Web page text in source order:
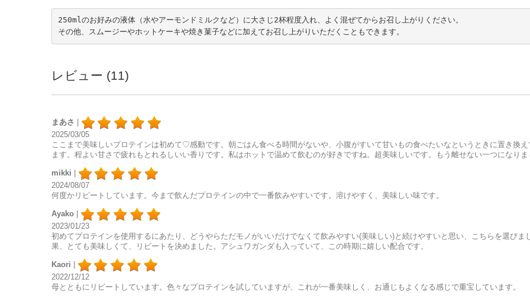
250mlのお好みの液体（水やアーモンドミルクなど）に大さじ2杯程度入れ、よく混ぜてからお召し上がりください。
レビュー (11)
まあさ |
2025/03/05
ここまで美味しいプロテインは初めて♡感動です。朝ごはん食べる時間がないや、小腹がすいて甘いもの食べたいなというときに置き換
ます。程よい甘さで疲れもとれるしいい香りです。私はホットで温めて飲むのが好きですね。超美味しいです。もう離せない一つになり
mikki |
2024/08/07
何度かリピートしています。今まで飲んだプロテインの中で一番飲みやすいです。溶けやすく、美味しい味です。
Ayako |
2023/01/23
初めてプロテインを使用するにあたり、どうやらただモノがいいだけでなくて飲みやすい(美味しい)と続けやすいと思い、こちらを選びま
果、とても美味しくて、リピートを決めました。アシュワガンダも入っていて、この時期に嬉しい配合です。
Kaori |
2022/12/12
母とともにリピートしています。色々なプロテインを試していますが、これが一番美味しく、お通じもよくなる感じで重宝しています。